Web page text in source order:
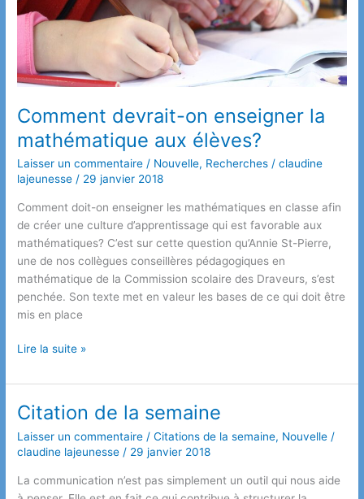
Comment devrait-on enseigner la
mathématique aux élèves?
Laisser un commentaire / Nouvelle, Recherches /claudine
lajeunesse/ 29 janvier 2018
Comment doit-on enseigner les mathématiques en classe afin
de créer une culture d’apprentissage qui est favorable aux
mathématiques? C’est sur cette question qu’Annie St-Pierre,
une de nos collègues conseillères pédagogiques en
mathématique de la Commission scolaire des Draveurs, s’est
penchée. Son texte met en valeur les bases de ce qui doit être
mis en place
Comment
on
enseigner
la
mathématique
aux
élèves?
Lire la suite »
Citation de la semaine
Laisser un commentaire /Citations de la semaine, Nouvelle /
claudine lajeunesse / 29 janvier 2018
La communication n’est pas simplement un outil qui nous aide